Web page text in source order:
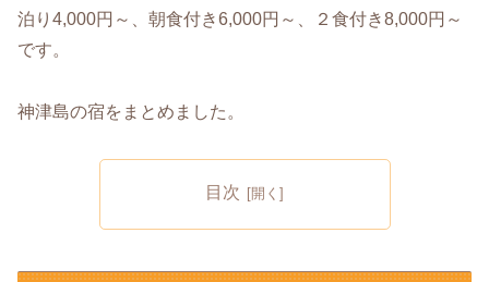
泊り4,000円～、朝食付き6,000円～、２食付き8,000円～
です。
神津島の宿をまとめました。
目次